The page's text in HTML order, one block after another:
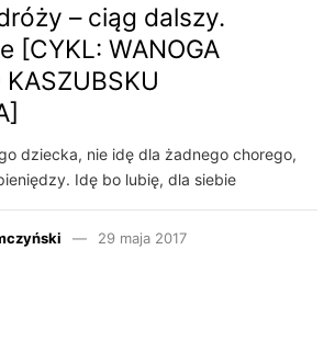
– ciąg dalszy.
[CYKL: WANOGA
dziecka, nie idę dla żadnego chorego,
Idę bo lubię, dla siebie
29 maja 2017